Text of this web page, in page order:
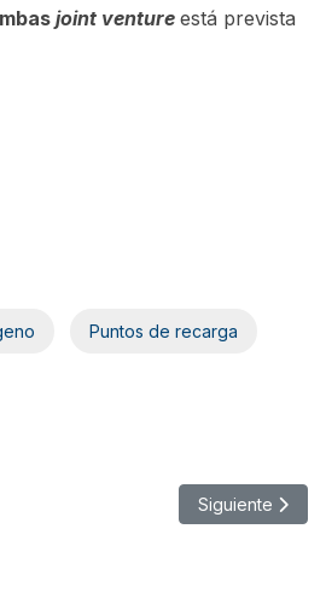
joint venture está prevista
Puntos de recarga
Bolt Business para empresas
Artículo
Siguiente